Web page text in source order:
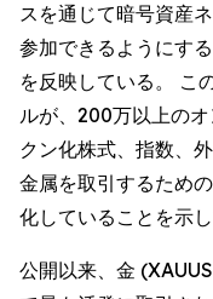
スを通じて暗号資産
参加できるようにす
を反映している。 こ
ルが、200万以上の
クン化株式、指数、
金属を取引するため
化していることを示し
公開以来、金